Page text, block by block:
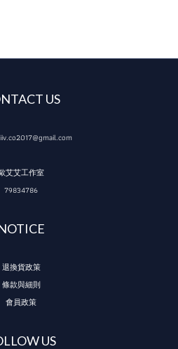
US
艾艾工作室
79834786
退換貨政策
條款與細則
會員政策
US